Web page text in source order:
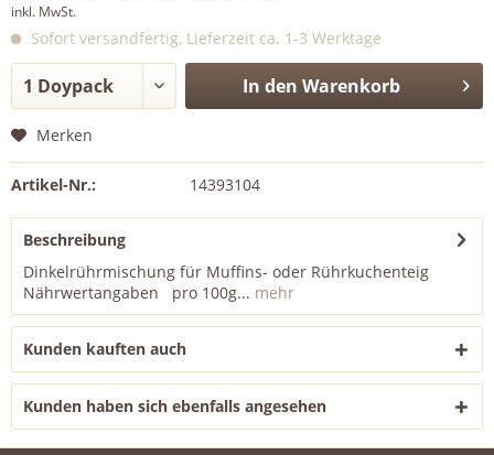
inkl. MwSt.
Sofort versandfertig, Lieferzeit ca. 1-3 Werktage
In den Warenkorb
Merken
Artikel-Nr.: 14393104
Beschreibung
Dinkelrührmischung für Muffins- oder Rührkuchenteig
Nährwertangaben pro 100g... mehr
Kunden kauften auch
Kunden haben sich ebenfalls angesehen